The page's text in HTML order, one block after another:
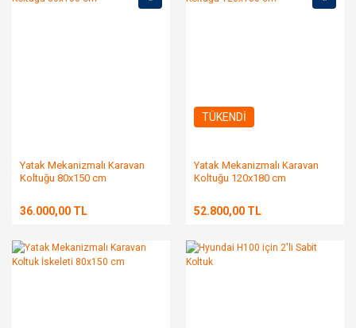
Yatak Mekanizmalı Karavan
Koltuğu 80x150 cm
36.000,00 TL
TÜKENDİ
Yatak Mekanizmalı Karavan
Koltuğu 120x180 cm
52.800,00 TL